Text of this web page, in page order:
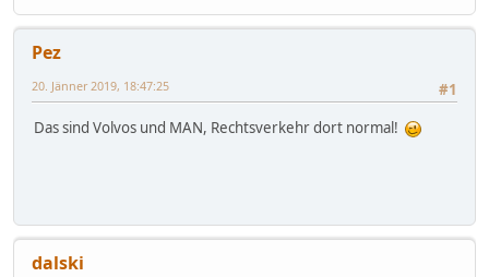
Pez
#1
20. Jänner 2019, 18:47:25
Das sind Volvos und MAN, Rechtsverkehr dort normal!
dalski